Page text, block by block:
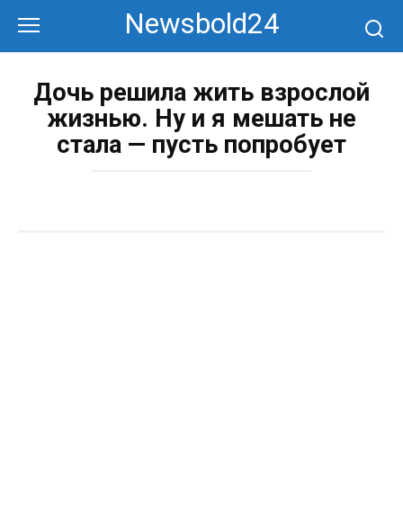
контенту
Newsbold24
Дочь решила жить взрослой
жизнью. Ну и я мешать не
стала — пусть попробует